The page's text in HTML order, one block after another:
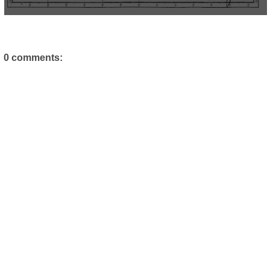
0 comments: